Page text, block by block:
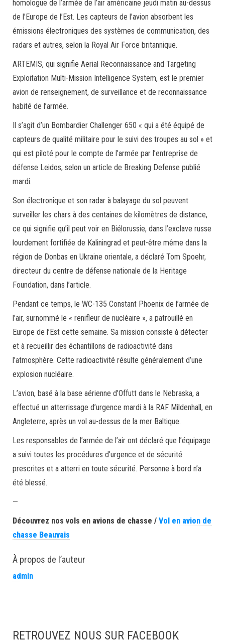
homologue de l’armée de l’air américaine jeudi matin au-dessus
de l’Europe de l’Est. Les capteurs de l’avion absorbent les
émissions électroniques des systèmes de communication, des
radars et autres, selon la Royal Air Force britannique.
ARTEMIS, qui signifie Aerial Reconnaissance and Targeting
Exploitation Multi-Mission Intelligence System, est le premier
avion de renseignement, de surveillance et de reconnaissance
habité de l’armée.
Il s’agit d’un Bombardier Challenger 650 « qui a été équipé de
capteurs de qualité militaire pour le suivi des troupes au sol » et
qui est piloté pour le compte de l’armée par l’entreprise de
défense Leidos, selon un article de Breaking Defense publié
mardi.
Son électronique et son radar à balayage du sol peuvent
surveiller les chars à des centaines de kilomètres de distance,
ce qui signifie qu’il peut voir en Biélorussie, dans l’exclave russe
lourdement fortifiée de Kaliningrad et peut-être même dans la
région de Donbas en Ukraine orientale, a déclaré Tom Spoehr,
directeur du centre de défense nationale de la Heritage
Foundation, dans l’article.
Pendant ce temps, le WC-135 Constant Phoenix de l’armée de
l’air, surnommé le « renifleur de nucléaire », a patrouillé en
Europe de l’Est cette semaine. Sa mission consiste à détecter
et à recueillir des échantillons de radioactivité dans
l’atmosphère. Cette radioactivité résulte généralement d’une
explosion nucléaire.
L’avion, basé à la base aérienne d’Offutt dans le Nebraska, a
effectué un atterrissage d’urgence mardi à la RAF Mildenhall, en
Angleterre, après un vol au-dessus de la mer Baltique.
Les responsables de l’armée de l’air ont déclaré que l’équipage
a suivi toutes les procédures d’urgence et de sécurité
prescrites et a atterri en toute sécurité. Personne à bord n’a
été blessé.
—
Découvrez nos vols en avions de chasse / Vol en avion de
chasse Beauvais
À propos de l’auteur
admin
RETROUVEZ NOUS SUR FACEBOOK